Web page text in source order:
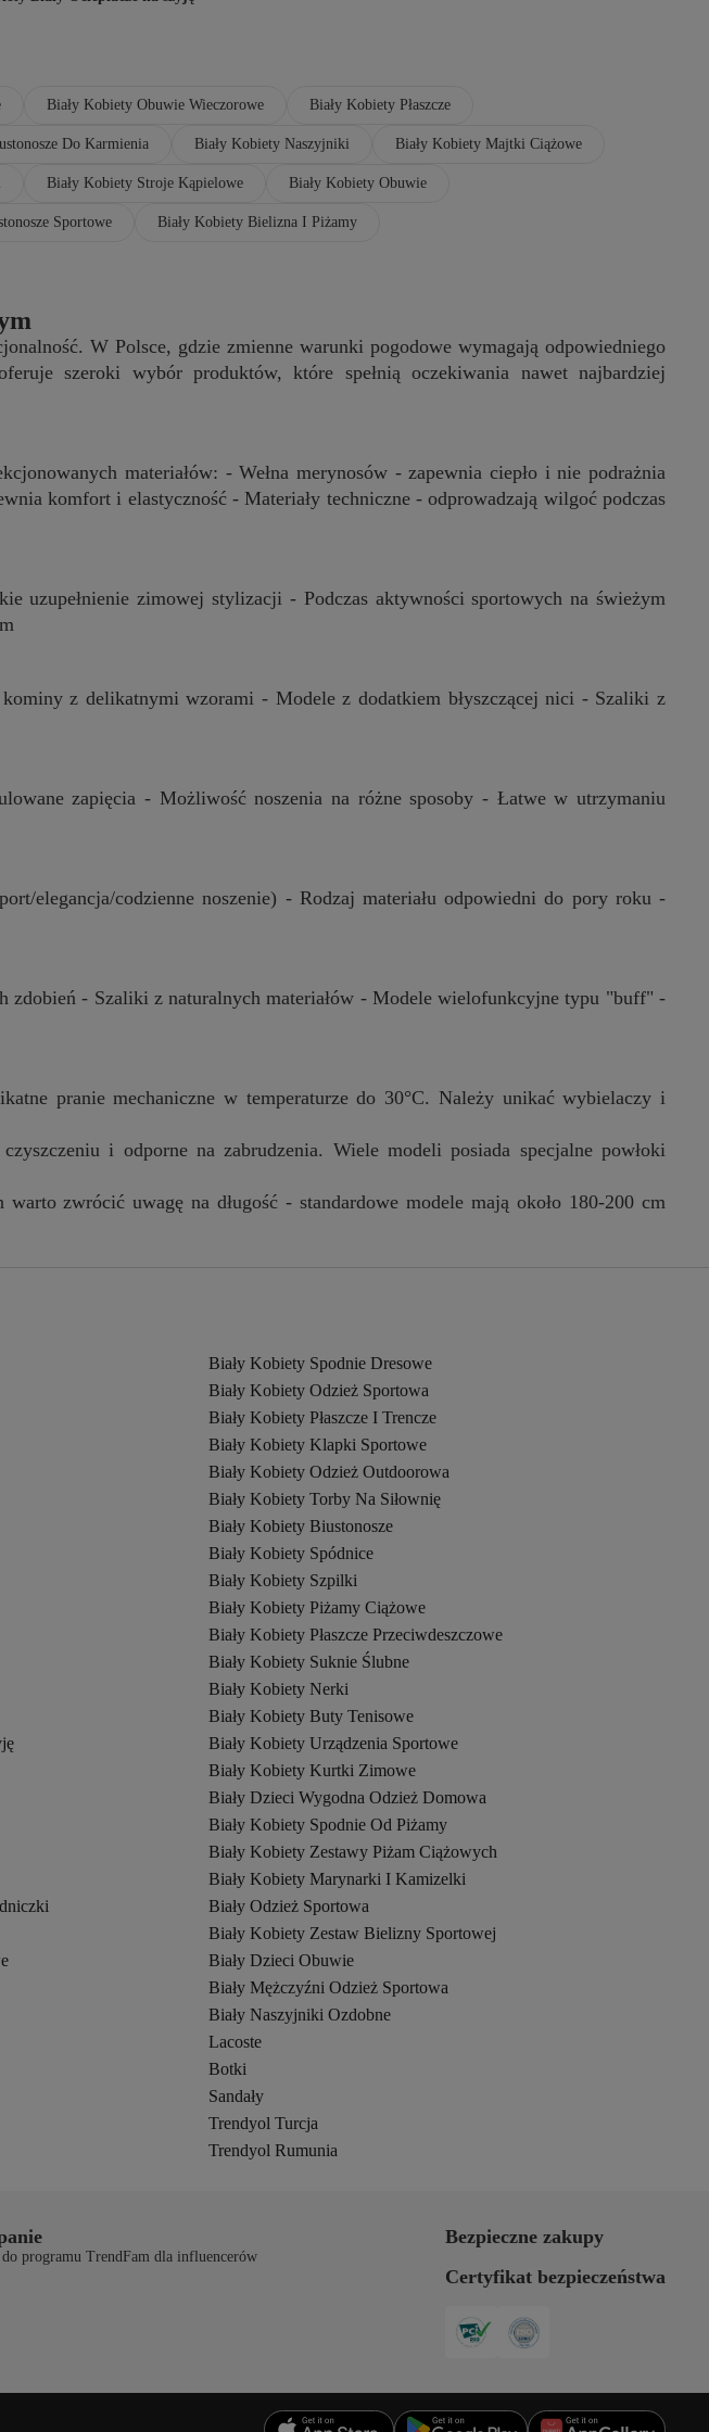
Biały Kobiety Obuwie Wieczorowe Biały Kobiety Płaszcze
Do Karmienia Biały Kobiety Naszyjniki Biały Kobiety Majtki Ciążowe
Biały Kobiety Stroje Kąpielowe Biały Kobiety Obuwie
Sportowe Biały Kobiety Bielizna I Piżamy
W Polsce, gdzie zmienne warunki pogodowe wymagają odpowiedniego
szeroki wybór produktów, które spełnią oczekiwania nawet najbardziej
materiałów: - Wełna merynosów - zapewnia ciepło i nie podrażnia
komfort i elastyczność - Materiały techniczne - odprowadzają wilgoć podczas
uzupełnienie zimowej stylizacji - Podczas aktywności sportowych na świeżym
z delikatnymi wzorami - Modele z dodatkiem błyszczącej nici - Szaliki z
zapięcia - Możliwość noszenia na różne sposoby - Łatwe w utrzymaniu
elegancja/codzienne noszenie) - Rodzaj materiału odpowiedni do pory roku -
zdobień - Szaliki z naturalnych materiałów - Modele wielofunkcyjne typu "buff" -
pranie mechaniczne w temperaturze do 30°C. Należy unikać wybielaczy i
czyszczeniu i odporne na zabrudzenia. Wiele modeli posiada specjalne powłoki
zwrócić uwagę na długość - standardowe modele mają około 180-200 cm
Biały Kobiety Spodnie Dresowe
Biały Kobiety Odzież Sportowa
Biały Kobiety Płaszcze I Trencze
Biały Kobiety Klapki Sportowe
Biały Kobiety Odzież Outdoorowa
Biały Kobiety Torby Na Siłownię
Biały Kobiety Biustonosze
Biały Kobiety Spódnice
Biały Kobiety Szpilki
Biały Kobiety Piżamy Ciążowe
Biały Kobiety Płaszcze Przeciwdeszczowe
Biały Kobiety Suknie Ślubne
Biały Kobiety Nerki
Biały Kobiety Buty Tenisowe
Biały Kobiety Urządzenia Sportowe
Biały Kobiety Kurtki Zimowe
Biały Dzieci Wygodna Odzież Domowa
Biały Kobiety Spodnie Od Piżamy
Biały Kobiety Zestawy Piżam Ciążowych
Biały Kobiety Marynarki I Kamizelki
Biały Odzież Sportowa
Biały Kobiety Zestaw Bielizny Sportowej
Biały Dzieci Obuwie
Biały Mężczyźni Odzież Sportowa
Biały Naszyjniki Ozdobne
Lacoste
Botki
Sandały
Trendyol Turcja
Trendyol Rumunia
do programu TrendFam dla influencerów
Bezpieczne zakupy
Certyfikat bezpieczeństwa